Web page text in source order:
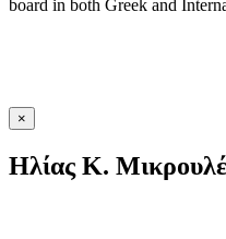
board in both Greek and
×
Ηλίας K.